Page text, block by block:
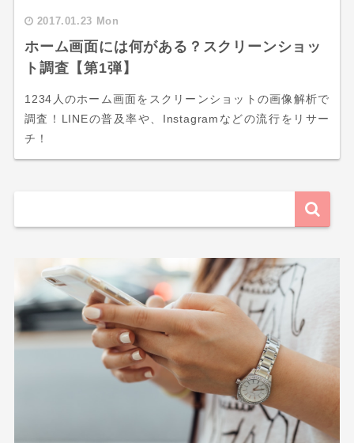
2017.01.23 Mon
ホーム画面には何がある？スクリーンショッ
ト調査【第1弾】
1234人のホーム画面をスクリーンショットの画像解析で
調査！LINEの普及率や、Instagramなどの流行をリサー
チ！